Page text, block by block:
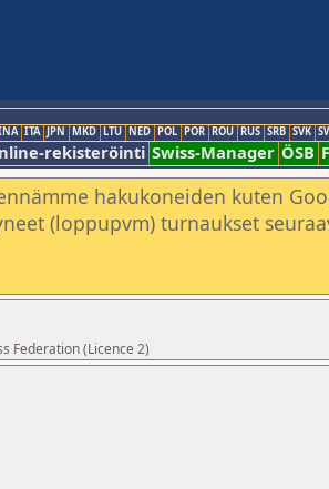
ITA JPN MKD LTU NED POL POR ROU RUS SRB SVK
rekisteröinti Swiss-Manager ÖSB
hakukoneiden kuten
(loppupvm) turnaukset
Federation (Licence 2)